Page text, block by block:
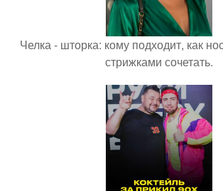
Челка - шторка: кому подходит, как
стрижками сочетать.